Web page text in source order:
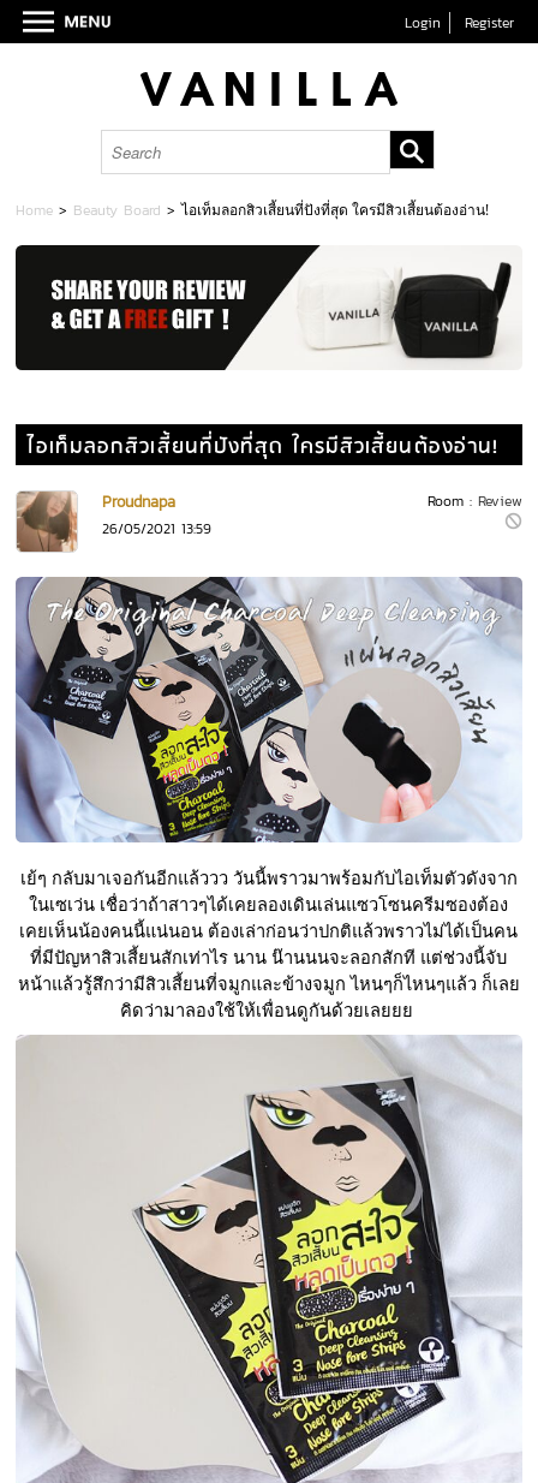
Login Register
Home > Beauty Board >ไอเท็มลอกสิวเสี้ยนที่ปังที่สุด ใครมีสิวเสี้ยนต้องอ่าน!
ไอเท็มลอกสิวเสี้ยนที่ปังที่สุด ใครมีสิวเสี้ยนต้องอ่าน!
Room : Review
Proudnapa
26/05/2021 13:59
เย้ๆ กลับมาเจอกันอีกแล้ววว วันนี้พราวมาพร้อมกับไอเท็มตัวดังจาก
ในเซเว่น เชื่อว่าถ้าสาวๆได้เคยลองเดินเล่นแซวโซนครีมซองต้อง
เคยเห็นน้องคนนี้แน่นอน ต้องเล่าก่อนว่าปกติแล้วพราวไม่ได้เป็นคน
ที่มีปัญหาสิวเสี้ยนสักเท่าไร นาน น๊านนนจะลอกสักที แต่ช่วงนี้จับ
หน้าแล้วรู้สึกว่ามีสิวเสี้ยนที่จมูกและข้างจมูก ไหนๆก็ไหนๆแล้ว ก็เลย
คิดว่ามาลองใช้ให้เพื่อนดูกันด้วยเลยยย